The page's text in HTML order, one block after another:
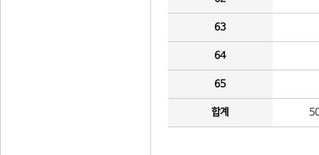
63
64
65
합계